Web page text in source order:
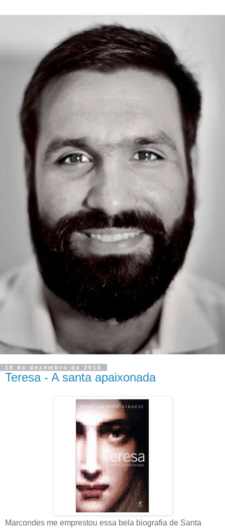
18 de dezembro de 2015
Teresa - A santa apaixonada
Marcondes me emprestou essa bela biografia de Santa